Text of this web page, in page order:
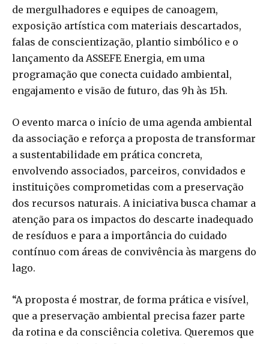
de mergulhadores e equipes de canoagem,
exposição artística com materiais descartados,
falas de conscientização, plantio simbólico e o
lançamento da ASSEFE Energia, em uma
programação que conecta cuidado ambiental,
engajamento e visão de futuro, das 9h às 15h.
O evento marca o início de uma agenda ambiental
da associação e reforça a proposta de transformar
a sustentabilidade em prática concreta,
envolvendo associados, parceiros, convidados e
instituições comprometidas com a preservação
dos recursos naturais. A iniciativa busca chamar a
atenção para os impactos do descarte inadequado
de resíduos e para a importância do cuidado
contínuo com áreas de convivência às margens do
lago.
“A proposta é mostrar, de forma prática e visível,
que a preservação ambiental precisa fazer parte
da rotina e da consciência coletiva. Queremos que